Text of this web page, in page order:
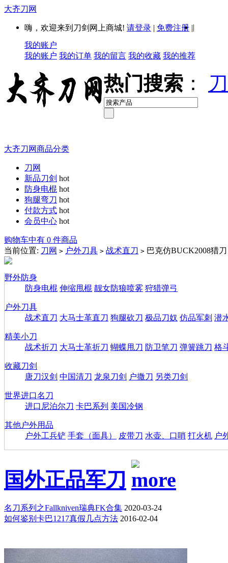
大齐刀网
嗨，欢迎来到刀剑网上商城! 请登录 | 免费注册 ||
我的账户
我的账户 我的订单 我的留言 我的收藏 我的推荐
热门搜索 ：
大齐刀网商品分类
刀网
新品刀剑 hot
防身电棍 hot
狗腿弯刀 hot
付款方式 hot
会员中心 hot
购物车中有 0 件商品
当前位置: 刀网 > 户外刀具 > 战术直刀 > 巴克仿BUCK2008猎刀
野外防身
防身电棍 伸缩甩棍 靓女防狼喷雾 狩猎弹弓
户外刀具
战术直刀 大马士革直刀 狗腿砍刀 极品刀奴 仿品军刺 潜
精美小刀
战术折刀 大马士革折刀 蝴蝶甩刀 防卫笔刀 弹簧跳刀 格
收藏刀剑
唐刀汉剑 中国清刀 龙泉刀剑 户撒刀 另类刀剑
世界进口名刀
进口尼泊尔刀 卡巴系列 美国冷钢
其他户外用品
户外工兵铲 手套（面具） 皮带刀 水壶、口哨 打火机 户
国外正品军刀
名刀系列之Fallkniven瑞典FK合集 2020-03-24
如何鉴别卡巴1217真假几点方法 2016-02-04